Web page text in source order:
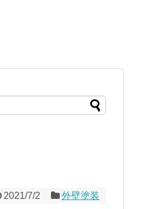
2021/7/2 外壁塗装